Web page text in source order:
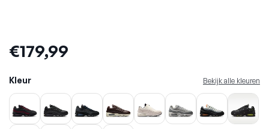
Prijs:
€179,99
Kleur Bekijk alle kleuren